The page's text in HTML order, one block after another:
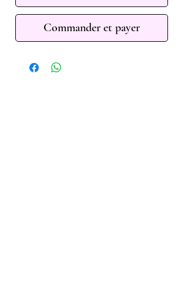
Commander et payer